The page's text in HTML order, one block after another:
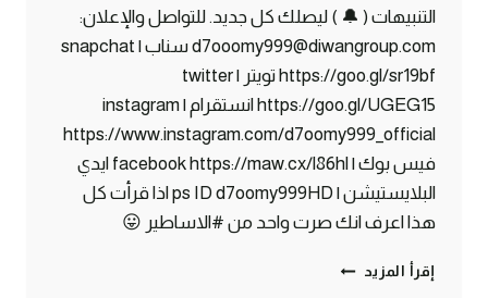
التنبيهات ( 🔔 ) ليصلك كل جديد. للتواصل والإعلان:
d7ooomy999@diwangroup.com سناب | snapchat
https://goo.gl/sr19bf تويتر | twitter
https://goo.gl/UGEG15 انستقرام | instagram
https://www.instagram.com/d7oomy999_official
فيس بوك | facebook https://maw.cx/l86hl ايدي
البلايستيشن | ps ID d7oomy999HD اذا قرأت كل
هذا اعرف انك صرت واحد من #الاساطير 😛
إقرأ المزيد ماين